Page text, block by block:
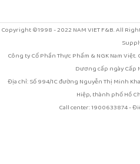
Copyright ©1998 - 2022 NAM VIET F&B. All
Công ty Cổ Phần Thực Phẩm & NGK Nam
Dương cấp ngày Cấp
Địa chỉ: Số 994/1C đường Nguyễn Thị Minh
Hiệp, thành phố Hồ
Call center: 1900633874 -